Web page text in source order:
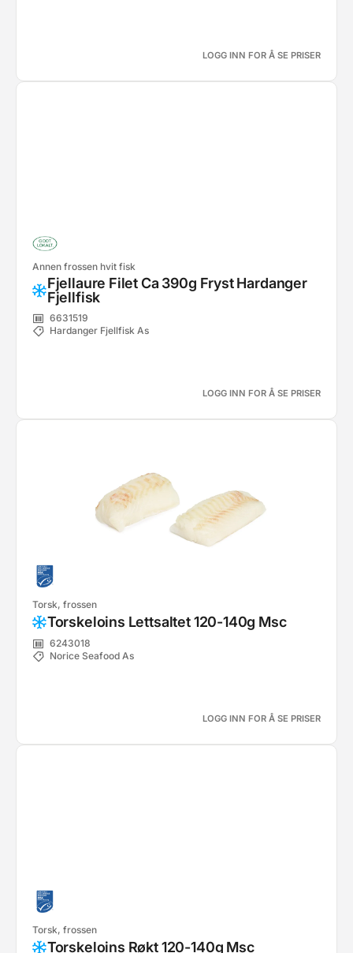
LOGG INN FOR Å SE PRISER
Annen frossen hvit fisk
Fjellaure Filet Ca 390g Fryst Hardanger
Fjellfisk
6631519
Hardanger Fjellfisk As
LOGG INN FOR Å SE PRISER
Torsk, frossen
Torskeloins Lettsaltet 120-140g Msc
6243018
Norice Seafood As
LOGG INN FOR Å SE PRISER
Torsk, frossen
Torskeloins Røkt 120-140g Msc